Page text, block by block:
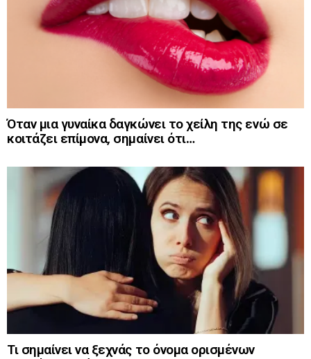
Όταν μια γυναίκα δαγκώνει το χείλη της ενώ σε
κοιτάζει επίμονα, σημαίνει ότι…
Τι σημαίνει να ξεχνάς το όνομα ορισμένων